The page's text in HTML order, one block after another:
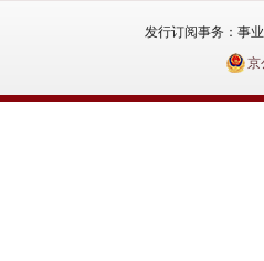
发行订阅事务：事业
京